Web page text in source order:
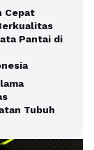
Cepat
Pantai di
Tubuh